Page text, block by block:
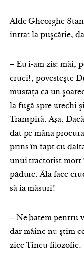
Alde Gheorghe
intrat la puşcărie,
‒ Eu i-am zis: măi,
cruci!, povesteşte
mustaţa ca un
la fugă spre urechi
Transpiră. Aşa.
dat pe mâna
prins în fapt cu
unui tractorist mort
pădure. Ăla face
să ia măsuri!
‒ Ne batem pentru
dar mâine nu ştim
zice Tincu filozofic.